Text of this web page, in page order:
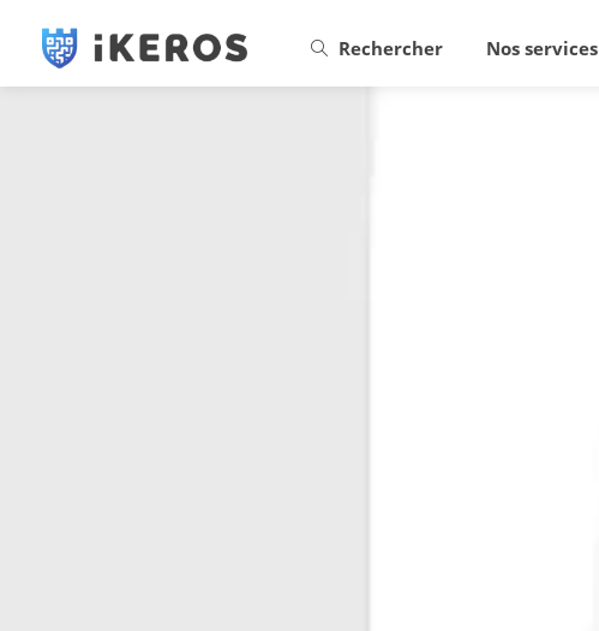
Rechercher Nos services